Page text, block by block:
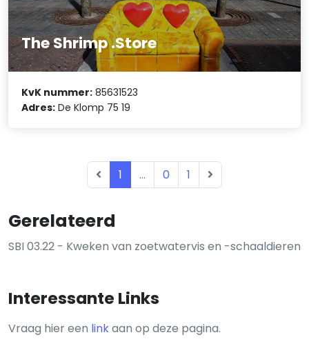
Gerelateerd
SBI 03.22 - Kweken van zoetwatervis en -schaaldieren
Interessante Links
Vraag hier een linkaan op deze pagina.
The Shrimp .Store
KvK nummer: 85631523
Adres: De Klomp 75 19
1 ... 0 1